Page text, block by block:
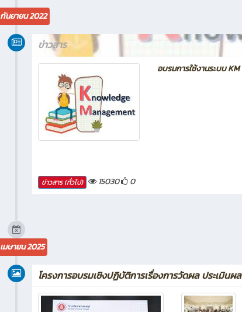
กันยายน 2022
ข่าวสาร
อบรมการใช้งานระบบ KM
ข่าวสาร (ทั่วไป) 15030 0
เมษายน 2025
โครงการอบรมเชิงปฏิบัติการเรื่องการวัดผล ประเมินผล